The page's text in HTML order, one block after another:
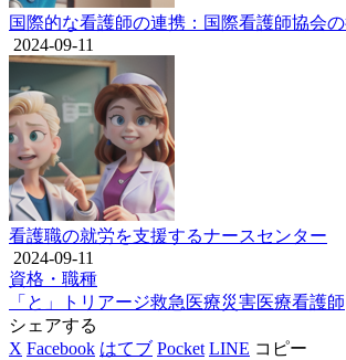
国際的な看護師の連携：国際看護師協会の
2024-09-11
看護職の就労を支援するナースセンター
2024-09-11
資格・職種
「と」
トリアージ救急医療災害医療看護師
シェアする
X Facebook はてブ Pocket LINE コピー